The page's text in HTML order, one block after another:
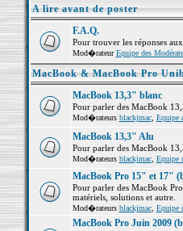
A lire avant de poster
F.A.Q.
Pour trouver les réponses
Mod�rateurEquipe des
MacBook & MacBook Pro
MacBook 13,3" blanc
Pour parler des MacBook
Mod�rateurs blackjmac, Equipe
MacBook 13,3" Alu
Pour parler des MacBook
Mod�rateurs blackjmac, Equipe
MacBook Pro 15" et 17"
Pour parler des MacBook
matériels, solutions et autre.
Mod�rateurs blackjmac, Equipe
MacBook Pro Juin 2009